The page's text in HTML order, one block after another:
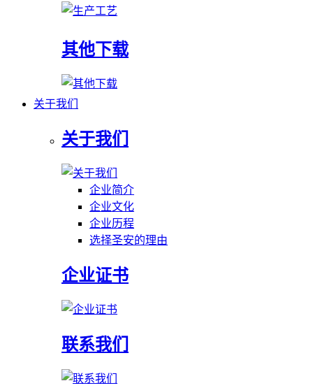
其他下载
关于我们
关于我们
企业简介
企业文化
企业历程
选择圣安的理由
企业证书
联系我们